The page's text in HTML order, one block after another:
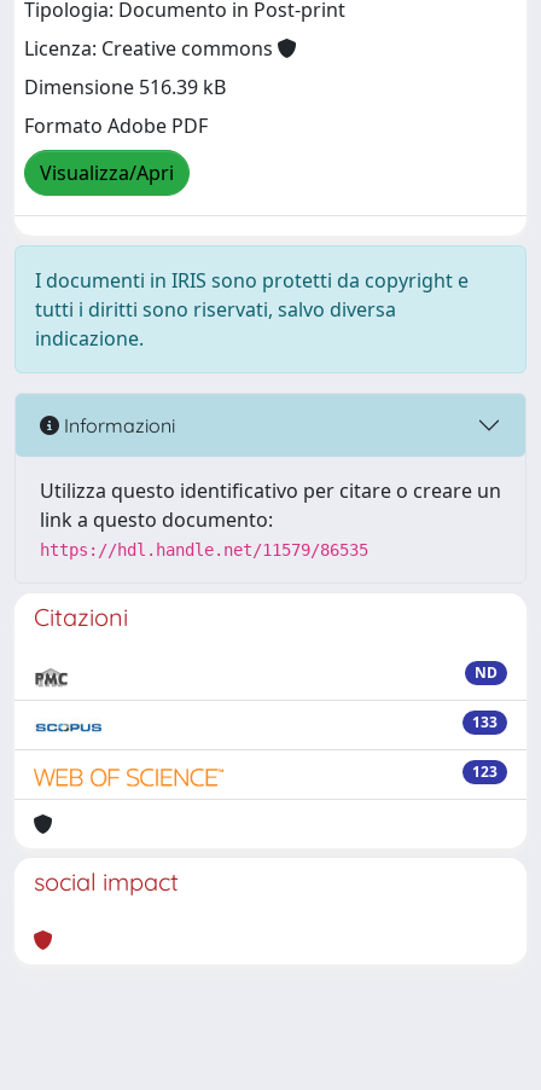
Tipologia: Documento in Post-print
Licenza: Creative commons
Dimensione 516.39 kB
Formato Adobe PDF
Visualizza/Apri
I documenti in IRIS sono protetti da copyright e
tutti i diritti sono riservati, salvo diversa
indicazione.
Informazioni
Utilizza questo identificativo per citare o creare un
link a questo documento:
https://hdl.handle.net/11579/86535
Citazioni
ND
133
123
social impact